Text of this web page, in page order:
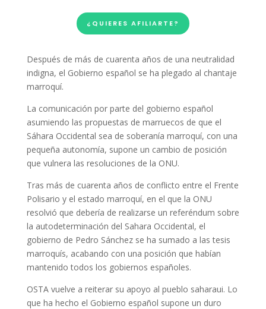
¿QUIERES AFILIARTE?
Después de más de cuarenta años de una neutralidad
indigna, el Gobierno español se ha plegado al chantaje
marroquí.
La comunicación por parte del gobierno español
asumiendo las propuestas de marruecos de que el
Sáhara Occidental sea de soberanía marroquí, con una
pequeña autonomía, supone un cambio de posición
que vulnera las resoluciones de la ONU.
Tras más de cuarenta años de conflicto entre el Frente
Polisario y el estado marroquí, en el que la ONU
resolvió que debería de realizarse un referéndum sobre
la autodeterminación del Sahara Occidental, el
gobierno de Pedro Sánchez se ha sumado a las tesis
marroquís, acabando con una posición que habían
mantenido todos los gobiernos españoles.
OSTA vuelve a reiterar su apoyo al pueblo saharaui. Lo
que ha hecho el Gobierno español supone un duro